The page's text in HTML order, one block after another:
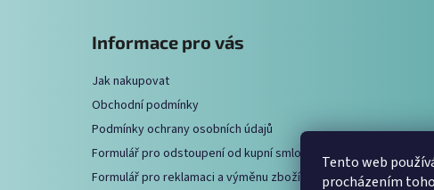
Tento web
procházením
Informace pro vás
Jak nakupovat
Obchodní podmínky
Podmínky ochrany osobních údajů
Formulář pro odstoupení od kupní smlouvy
Formulář pro reklamaci a výměnu zboží